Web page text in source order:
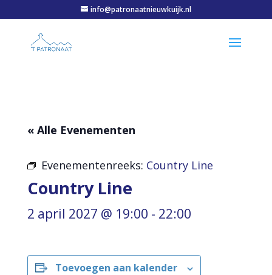
info@patronaatnieuwkuijk.nl
« Alle Evenementen
Evenementenreeks: Country Line
Country Line
2 april 2027 @ 19:00 - 22:00
Toevoegen aan kalender